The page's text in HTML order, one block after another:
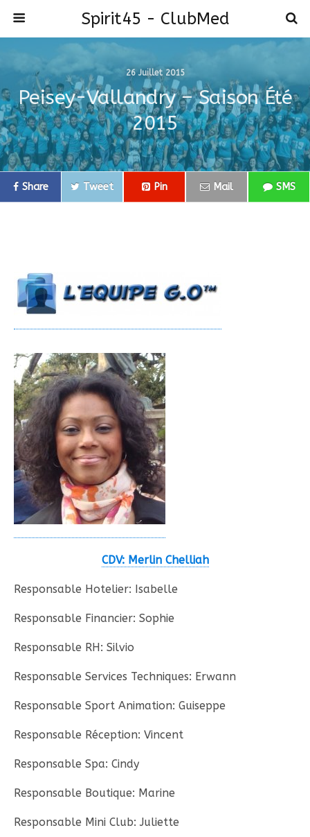
Spirit45 - ClubMed
26 Juillet 2015
Peisey-Vallandry – Saison Été
2015
Share Tweet Pin Mail SMS
CDV: Merlin Chelliah
Responsable Hotelier: Isabelle
Responsable Financier: Sophie
Responsable RH: Silvio
Responsable Services Techniques: Erwann
Responsable Sport Animation: Guiseppe
Responsable Réception: Vincent
Responsable Spa: Cindy
Responsable Boutique: Marine
Responsable Mini Club: Juliette